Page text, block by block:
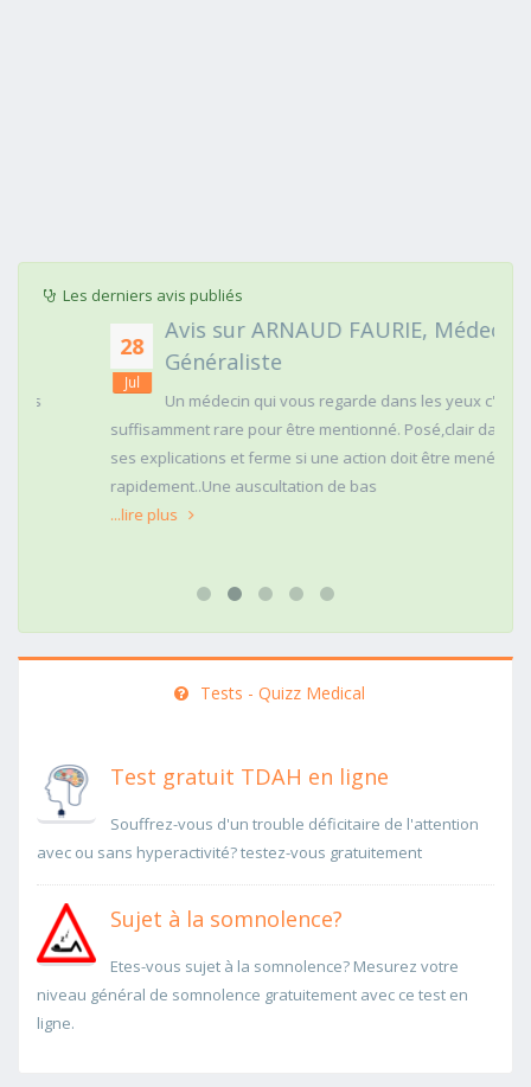
Les derniers avis publiés
Avis sur ARNAUD FAURIE, Médecin
Généraliste
Un médecin qui vous regarde dans les yeux c'est
suffisamment rare pour être mentionné. Posé,clair dans
ses explications et ferme si une action doit être menée
rapidement..Une auscultation de bas
...lire plus
Tests - Quizz Medical
Test gratuit TDAH en ligne
Souffrez-vous d'un trouble déficitaire de l'attention
avec ou sans hyperactivité? testez-vous gratuitement
Sujet à la somnolence?
Etes-vous sujet à la somnolence? Mesurez votre
niveau général de somnolence gratuitement avec ce test en
ligne.